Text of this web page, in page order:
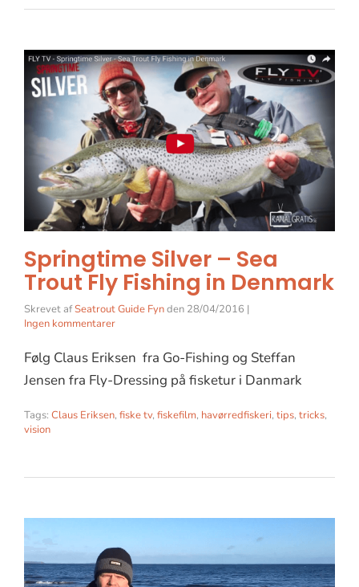
Springtime Silver – Sea
Trout Fly Fishing in Denmark
Skrevet afSeatrout Guide Fynden 28/04/2016 |
Ingen kommentarer
Følg Claus Eriksen fra Go-Fishing og Steffan
Jensen fra Fly-Dressing på fisketur i Danmark
Tags: Claus Eriksen, fiske tv, fiskefilm, havørredfiskeri, tips, tricks,
vision